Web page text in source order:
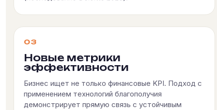
03
Новые метрики
эффективности
Бизнес ищет не только финансовые KPI. Подход с
применением технологий благополучия
демонстрирует прямую связь с устойчивым